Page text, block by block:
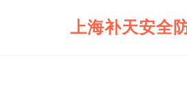
上海补天安全